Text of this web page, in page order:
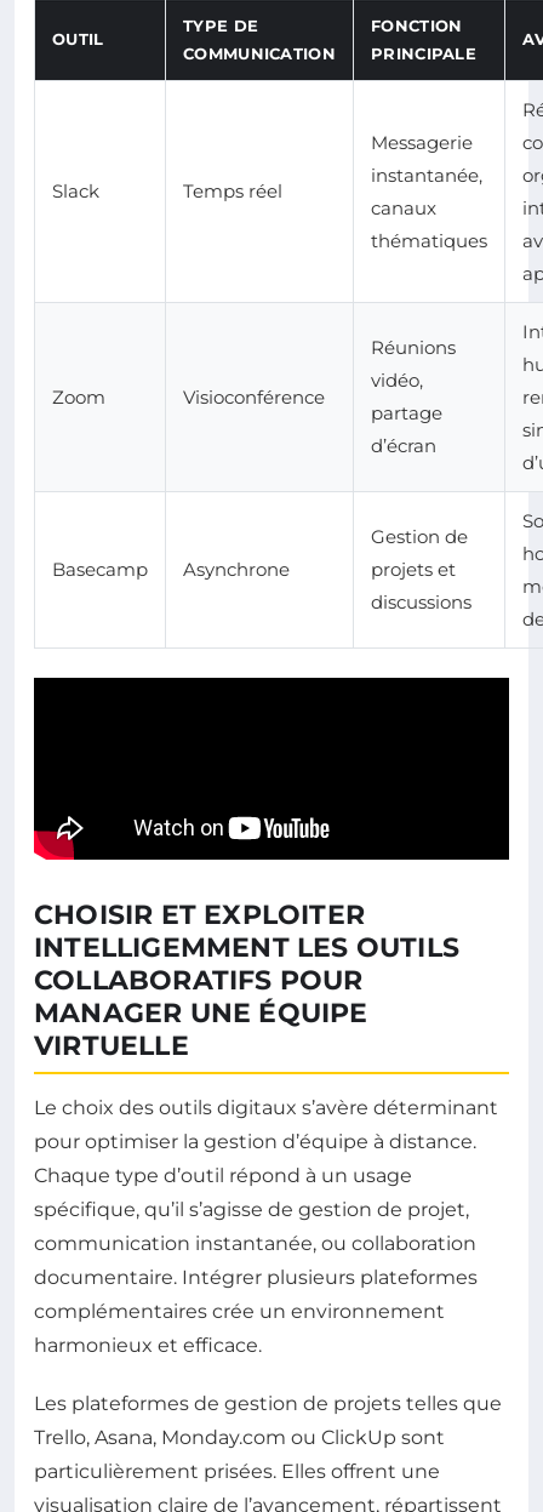
OUTIL
TYPE DE
COMMUNICATION
FONCTION
PRINCIPALE
Slack Temps réel
Messagerie
instantanée,
canaux
thématiques
Zoom Visioconférence
Réunions
vidéo,
partage
d’écran
Basecamp Asynchrone
Gestion de
projets et
discussions
CHOISIR ET EXPLOITER
INTELLIGEMMENT LES OUTILS
COLLABORATIFS POUR
MANAGER UNE ÉQUIPE
VIRTUELLE
Le choix des outils digitaux s’avère déterminant
pour optimiser la gestion d’équipe à distance.
Chaque type d’outil répond à un usage
spécifique, qu’il s’agisse de gestion de projet,
communication instantanée, ou collaboration
documentaire. Intégrer plusieurs plateformes
complémentaires crée un environnement
harmonieux et efficace.
Les plateformes de gestion de projets telles que
Trello, Asana, Monday.com ou ClickUp sont
particulièrement prisées. Elles offrent une
visualisation claire de l’avancement, répartissent